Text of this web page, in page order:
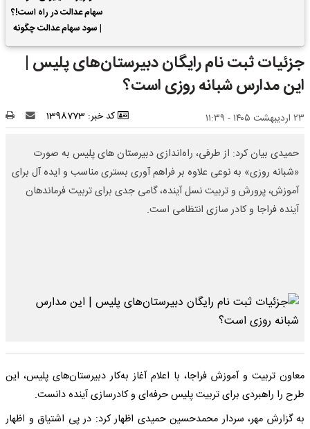
سهام عدالت در راه است!؟
| سود سهام عدالت چگونه
محاسبه می شود؟
جزئیات ثبت نام رایگان دبیرستان‌های پلیس |
این مدارس شبانه روزی است؟
۲۳ اردیبهشت ۱۴۰۵ - ۱۱:۳۹ کد خبر: 1398773
حمیدی بیان کرد: از طرفی، راه‌اندازی دبیرستان های پلیس به صورت
«شبانه روزی» به نوعی علاوه بر فراهم آوری بستری مناسب و ایده آل برای
آموزش، پرورش و تربیت نسل آینده، گامی جدی برای تربیت فرماندهان
آینده فراجا و کادر سازی انتظامی است.
معاون تربیت و آموزش فراجا، با اعلام آغاز به‌کار دبیرستان‌های پلیس، این
طرح را راهبردی برای تربیت پلیس حرفه‌ای و کادرسازی آینده دانست.
به گزارش مهر، سردار محمدحسین حمیدی اظهار کرد: در پی اشتیاق و اظهار